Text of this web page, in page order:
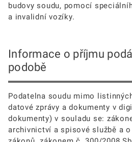
budovy soudu, pomocí
a invalidní vozíky.
Informace o příjmu
podobě
Podatelna soudu mimo
datové zprávy a dokumenty v
dokumenty) v souladu se:
archivnictví a spisové službě a